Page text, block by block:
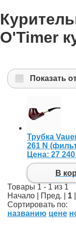
O'Timer
Показать
Трубка
261 N
Цена: 27
В
Товары 1 - 1 из 1
Начало | Пред. | 1
Сортировать по:
названию цене